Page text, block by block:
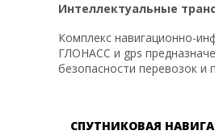
Интеллектуальные
Комплекс навигационно-
ГЛОНАСС и gps
безопасности перевозок
СПУТНИКОВАЯ